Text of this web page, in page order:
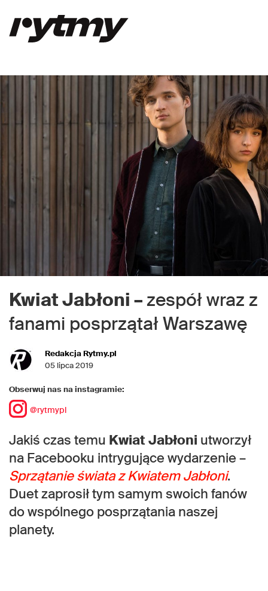
Kwiat Jabłoni – zespół wraz z
fanami posprzątał Warszawę
Redakcja Rytmy.pl
05 lipca 2019
Obserwuj nas na instagramie:
@rytmypl
Jakiś czas temu Kwiat Jabłoni utworzył
na Facebooku intrygujące wydarzenie –
Sprzątanie świata z Kwiatem Jabłoni.
Duet zaprosił tym samym swoich fanów
do wspólnego posprzątania naszej
planety.